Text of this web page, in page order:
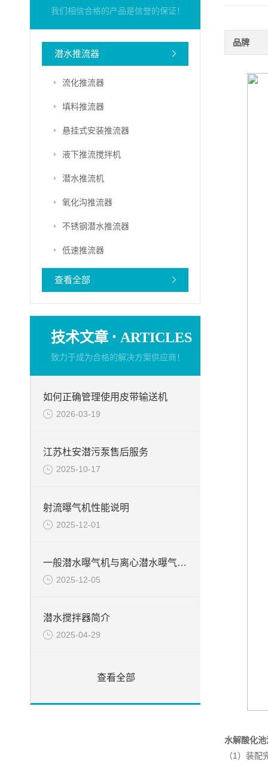
我们相信合格的产品是信誉的保证！
潜水推流器
流化推流器
填料推流器
悬挂式安装推流器
液下推流搅拌机
潜水推流机
氧化沟推流器
不锈钢潜水推流器
低速推流器
查看全部
技术文章 · ARTICLES
致力于成为合格的解决方案供应商！
如何正确管理使用皮带输送机
2026-03-19
江苏杜安潜污泵售后服务
2025-10-17
射流曝气机性能说明
2025-12-01
一般潜水曝气机与离心潜水曝气机特点的不一样之处
2025-12-05
潜水搅拌器简介
2025-04-29
查看全部
品牌
水解酸化
（1）装配